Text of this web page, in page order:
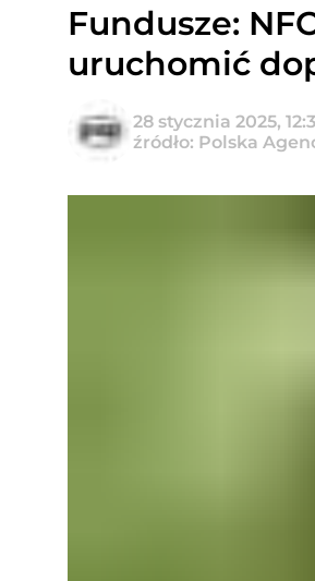
Fundusze:
uruchomić
28 stycznia 2025,
źródło: Polska